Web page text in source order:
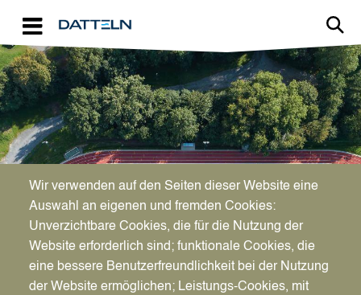
SPORT
Open-Air-Fitness
Wir verwenden auf den Seiten dieser Website eine
Auswahl an eigenen und fremden Cookies:
Unverzichtbare Cookies, die für die Nutzung der
Website erforderlich sind; funktionale Cookies, die
eine bessere Benutzerfreundlichkeit bei der Nutzung
der Website ermöglichen; Leistungs-Cookies, mit